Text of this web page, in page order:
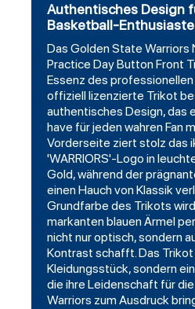
Authentisches Design
Basketball-
Das Golden State Warriors
Practice Day Button Front
Essenz des
offiziell lizenzierte Trikot
authentisches Design, das
have für jeden wahren Fan
Vorderseite ziert stolz das
'WARRIORS'-Logo in
Gold, während der
einen Hauch von Klassik
Grundfarbe des Trikots
markanten blauen Ärmel
nicht nur optisch, sondern
Kontrast schafft. Das Trikot
Kleidungsstück, sondern
die ihre Leidenschaft für
Warriors zum Ausdruck